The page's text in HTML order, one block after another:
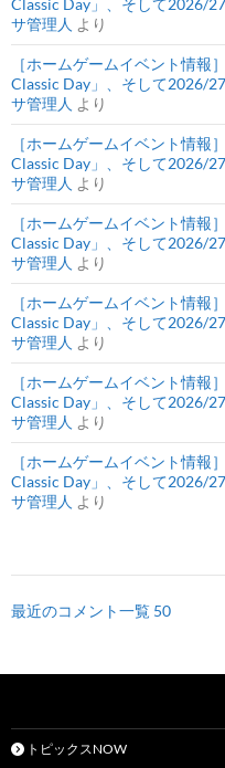
Classic Day」、そして2026/
サ管理人 より
［ホームゲームイベント情報
Classic Day」、そして2026/
サ管理人 より
［ホームゲームイベント情報
Classic Day」、そして2026/
サ管理人 より
［ホームゲームイベント情報
Classic Day」、そして2026/
サ管理人 より
［ホームゲームイベント情報
Classic Day」、そして2026/
サ管理人 より
［ホームゲームイベント情報
Classic Day」、そして2026/
サ管理人 より
［ホームゲームイベント情報
Classic Day」、そして2026/
サ管理人 より
最近のコメント一覧 50
トピックスNOW